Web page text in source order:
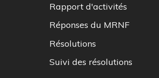
Rapport d'activités
Réponses du MRNF
Résolutions
Suivi des résolutions